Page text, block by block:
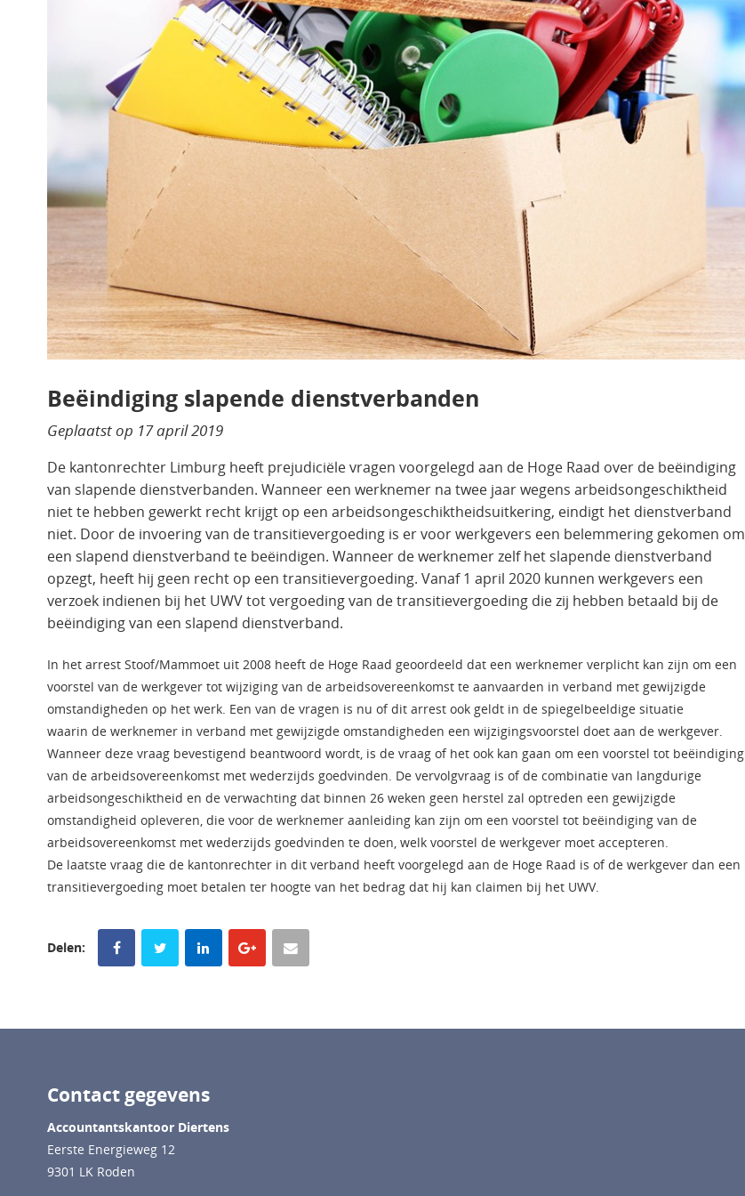
Beëindiging slapende dienstverbanden
Geplaatst op 17 april 2019
De kantonrechter Limburg heeft prejudiciële vragen voorgelegd aan de Hoge Raad over de beëindiging
van slapende dienstverbanden. Wanneer een werknemer na twee jaar wegens arbeidsongeschiktheid
niet te hebben gewerkt recht krijgt op een arbeidsongeschiktheidsuitkering, eindigt het dienstverband
niet. Door de invoering van de transitievergoeding is er voor werkgevers een belemmering gekomen om
een slapend dienstverband te beëindigen. Wanneer de werknemer zelf het slapende dienstverband
opzegt, heeft hij geen recht op een transitievergoeding. Vanaf 1 april 2020 kunnen werkgevers een
verzoek indienen bij het UWV tot vergoeding van de transitievergoeding die zij hebben betaald bij de
beëindiging van een slapend dienstverband.
In het arrest Stoof/Mammoet uit 2008 heeft de Hoge Raad geoordeeld dat een werknemer verplicht kan zijn om een
voorstel van de werkgever tot wijziging van de arbeidsovereenkomst te aanvaarden in verband met gewijzigde
omstandigheden op het werk. Een van de vragen is nu of dit arrest ook geldt in de spiegelbeeldige situatie
waarin de werknemer in verband met gewijzigde omstandigheden een wijzigingsvoorstel doet aan de werkgever.
Wanneer deze vraag bevestigend beantwoord wordt, is de vraag of het ook kan gaan om een voorstel tot beëindiging
van de arbeidsovereenkomst met wederzijds goedvinden. De vervolgvraag is of de combinatie van langdurige
arbeidsongeschiktheid en de verwachting dat binnen 26 weken geen herstel zal optreden een gewijzigde
omstandigheid opleveren, die voor de werknemer aanleiding kan zijn om een voorstel tot beëindiging van de
arbeidsovereenkomst met wederzijds goedvinden te doen, welk voorstel de werkgever moet accepteren.
De laatste vraag die de kantonrechter in dit verband heeft voorgelegd aan de Hoge Raad is of de werkgever dan een
transitievergoeding moet betalen ter hoogte van het bedrag dat hij kan claimen bij het UWV.
Delen:
Contact gegevens
Accountantskantoor Diertens
Eerste Energieweg 12
9301 LK Roden